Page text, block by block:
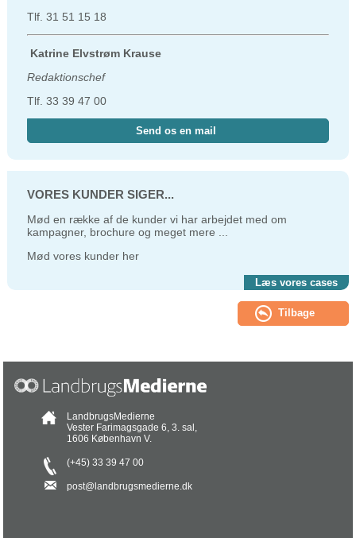
Tlf. 31 51 15 18
Katrine Elvstrøm Krause
Redaktionschef
Tlf. 33 39 47 00
VORES KUNDER SIGER...
Mød en række af de kunder vi har arbejdet med om
kampagner, brochure og meget mere ...
Mød vores kunder her
Læs vores cases
LandbrugsMedierne
Vester Farimagsgade 6, 3. sal,
1606 København V.
(+45) 33 39 47 00
post@landbrugsmedierne.dk